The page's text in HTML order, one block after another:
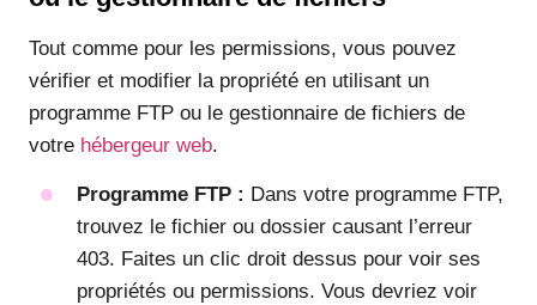
Tout comme pour les permissions, vous pouvez
vérifier et modifier la propriété en utilisant un
programme FTP ou le gestionnaire de fichiers de
votre hébergeur web.
Programme FTP : Dans votre programme FTP,
trouvez le fichier ou dossier causant l’erreur
403. Faites un clic droit dessus pour voir ses
propriétés ou permissions. Vous devriez voir